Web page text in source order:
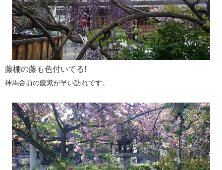
藤棚の藤も色付いてる!
神馬舎前の藤紫が早い訪れです。